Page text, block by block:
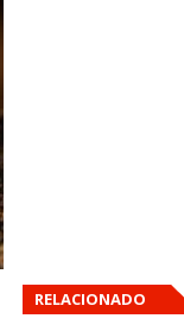
RELACIONADO